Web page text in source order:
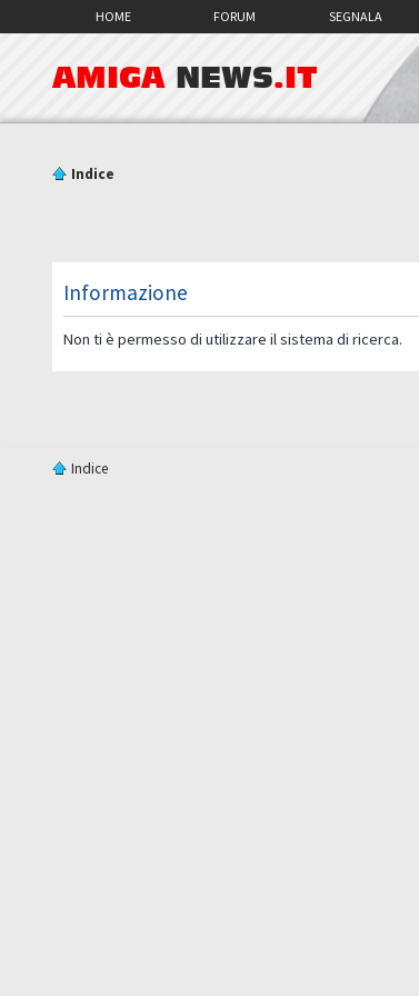
HOME FORUM SEGNALA
AMIGA NEWS.IT
Indice
Informazione
Non ti è permesso di utilizzare il sistema di ricerca.
Indice